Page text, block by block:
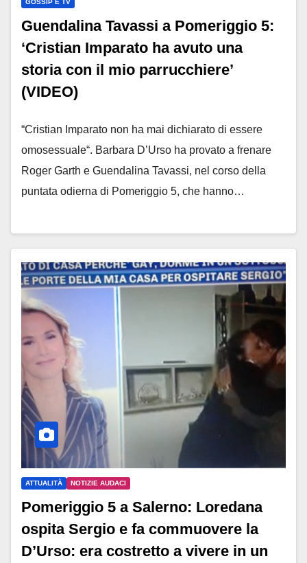
GOSSIP E TV
Guendalina Tavassi a Pomeriggio 5:
‘Cristian Imparato ha avuto una
storia con il mio parrucchiere’
(VIDEO)
“Cristian Imparato non ha mai dichiarato di essere
omosessuale“. Barbara D’Urso ha provato a frenare
Roger Garth e Guendalina Tavassi, nel corso della
puntata odierna di Pomeriggio 5, che hanno…
ATTUALITÀ NOTIZIE AUDACI
Pomeriggio 5 a Salerno: Loredana
ospita Sergio e fa commuovere la
D’Urso: era costretto a vivere in un